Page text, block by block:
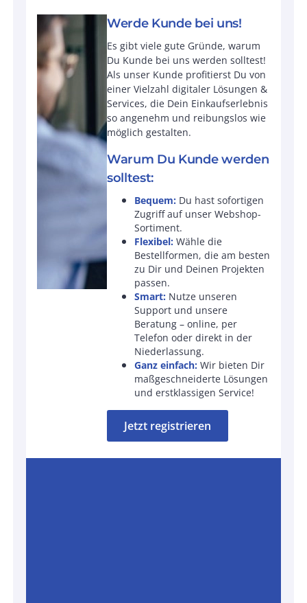
Werde Kunde bei uns!
Es gibt viele gute Gründe, warum
Du Kunde bei uns werden solltest!
Als unser Kunde profitierst Du von
einer Vielzahl digitaler Lösungen &
Services, die Dein Einkaufserlebnis
so angenehm und reibungslos wie
möglich gestalten.
Warum Du Kunde werden
solltest:
Bequem: Du hast sofortigen
Zugriff auf unser Webshop-
Sortiment.
Flexibel: Wähle die
Bestellformen, die am besten
zu Dir und Deinen Projekten
passen.
Smart: Nutze unseren
Support und unsere
Beratung – online, per
Telefon oder direkt in der
Niederlassung.
Ganz einfach: Wir bieten Dir
maßgeschneiderte Lösungen
und erstklassigen Service!
Jetzt registrieren